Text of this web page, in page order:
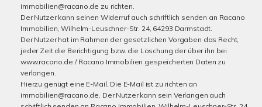
immobilien@racano.de zu richten.
Der Nutzer kann seinen Widerruf auch schriftlich senden an Racano
Immobilien, Wilhelm-Leuschner-Str. 24, 64293 Darmstadt.
Der Nutzer hat im Rahmen der gesetzlichen Vorgaben das Recht,
jeder Zeit die Berichtigung bzw. die Löschung der über ihn bei
www.racano.de / Racano Immobilien gespeicherten Daten zu
verlangen.
Hierzu genügt eine E-Mail. Die E-Mail ist zu richten an
immobilien@racano.de. Der Nutzer kann sein Verlangen auch